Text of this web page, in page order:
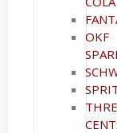
OKF